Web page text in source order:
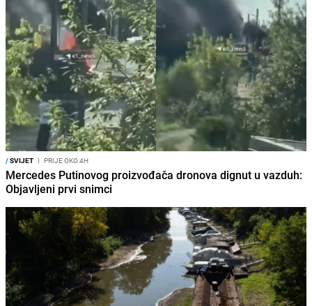
/SVIJET I PRIJE OKO 4H
Mercedes Putinovog proizvođača dronova dignut u vazduh:
Objavljeni prvi snimci